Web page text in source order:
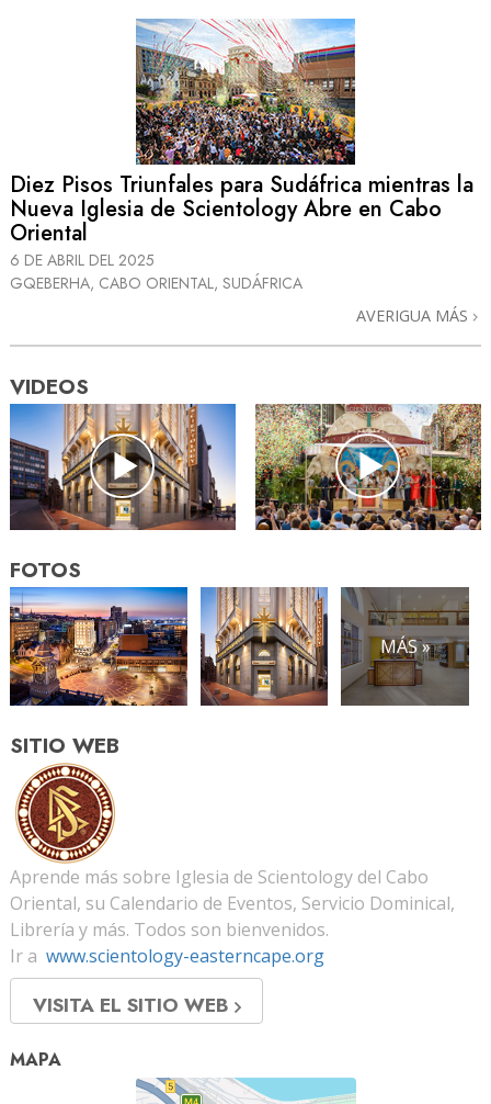
Diez Pisos Triunfales para Sudáfrica mientras la
Nueva Iglesia de Scientology Abre en Cabo
Oriental
6 DE ABRIL DEL 2025
GQEBERHA, CABO ORIENTAL, SUDÁFRICA
AVERIGUA MÁS
VIDEOS
FOTOS
MÁS »
SITIO WEB
Aprende más sobre Iglesia de Scientology del Cabo
Oriental, su Calendario de Eventos, Servicio Dominical,
Librería y más. Todos son bienvenidos.
Ir a www.scientology-easterncape.org
VISITA EL SITIO WEB
MAPA